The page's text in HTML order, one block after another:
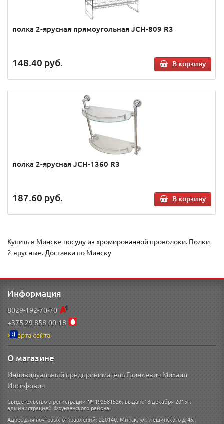
полка 2-ярусная прямоугольная JCH-809 R3
148.40 руб. В корзину
полка 2-ярусная JCH-1360 R3
187.60 руб. В корзину
Купить в Минске посуду из хромированной проволоки. Полки
2-ярусные. Доставка по Минску
Информация
8029-192-70-70
+375 29 858-00-18
Карта сайта
О магазине
Индивидуальный предприниматель Гринкевич Михаил
Иосифович
Свидетельство о регистрации № 192581526, выдано18 декабря 2015г.
администрацией Фрунзенского района.
Адрес для почтовых отправлений: 220140, Минск, ул. Лещинского д 45.